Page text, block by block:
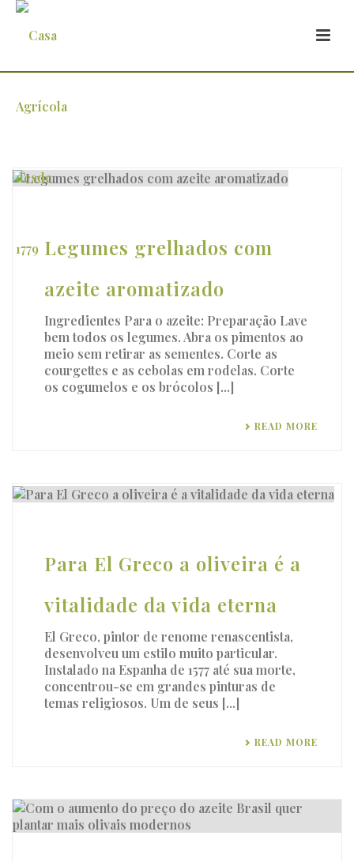
Arquivo
Legumes grelhados com
azeite aromatizado
Ingredientes Para o azeite: Preparação Lave
bem todos os legumes. Abra os pimentos ao
meio sem retirar as sementes. Corte as
courgettes e as cebolas em rodelas. Corte
os cogumelos e os brócolos [...]
READ MORE
Para El Greco a oliveira é a
vitalidade da vida eterna
El Greco, pintor de renome renascentista,
desenvolveu um estilo muito particular.
Instalado na Espanha de 1577 até sua morte,
concentrou-se em grandes pinturas de
temas religiosos. Um de seus [...]
READ MORE